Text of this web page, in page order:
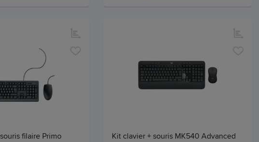
filaire Primo Kit clavier + souris MK540 Advanced